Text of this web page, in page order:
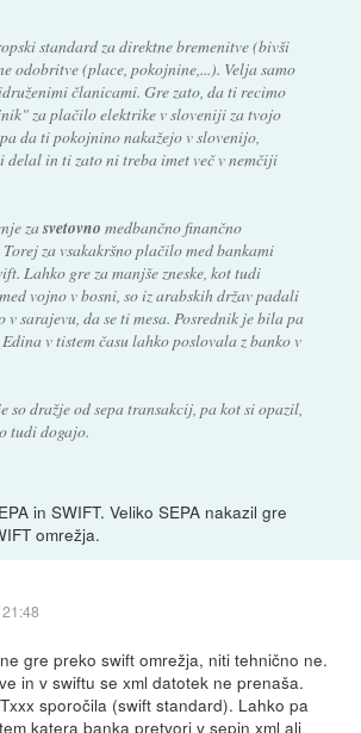
standard za direktne bremenitve (bivši
odobritve (place, pokojnine,...). Velja samo
članicami. Gre zato, da ti recimo
za plačilo elektrike v sloveniji za tvojo
da ti pokojnino nakažejo v slovenijo,
delal in ti zato ni treba imet več v nemčiji
zasvetovno medbančno finančno
za vsakakršno plačilo med bankami
Lahko gre za manjše zneske, kot tudi
vojno v bosni, so iz arabskih držav padali
v sarajevu, da se ti mesa. Posrednik je bila pa
v tistem času lahko poslovala z banko v
so dražje od sepa transakcij, pa kot si opazil,
tudi dogajo.
in SWIFT. Veliko SEPA nakazil gre
omrežja.
gre preko swift omrežja, niti tehnično ne.
in v swiftu se xml datotek ne prenaša.
sporočila (swift standard). Lahko pa
katera banka pretvori v sepin xml ali